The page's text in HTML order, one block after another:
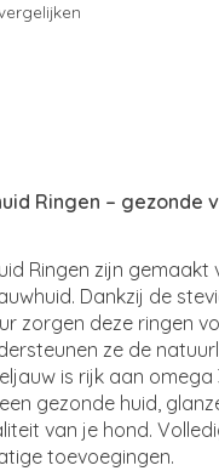
Ringen – gezonde
Ringen zijn gemaakt
Dankzij de
zorgen deze ringen
ze de
is rijk aan omega
gezonde huid,
van je hond.
toevoegingen.